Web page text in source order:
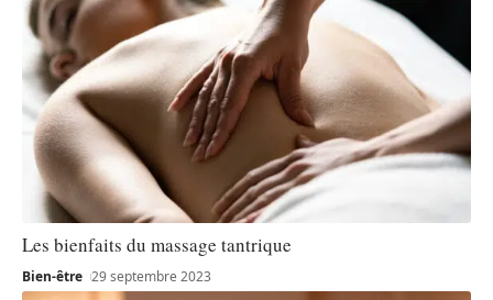
Les bienfaits du massage tantrique
Bien-être 29 septembre 2023